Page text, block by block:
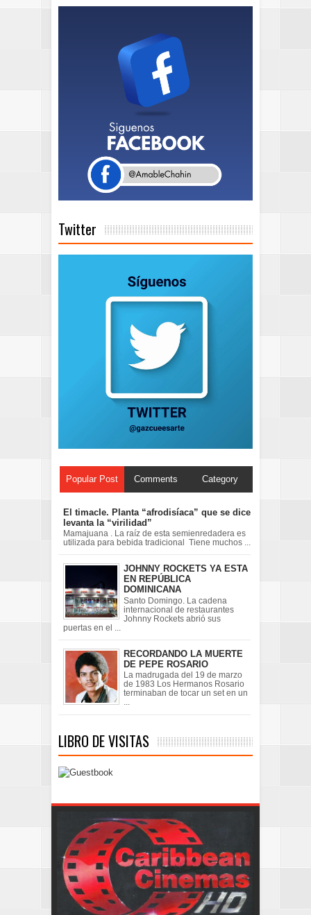
Twitter
Popular Post Comments Category
El timacle. Planta “afrodisíaca” que se dice
levanta la “virilidad”
Mamajuana . La raíz de esta semienredadera es
utilizada para bebida tradicional Tiene muchos ...
JOHNNY ROCKETS YA ESTA
EN REPÚBLICA
DOMINICANA
Santo Domingo. La cadena
internacional de restaurantes
Johnny Rockets abrió sus
puertas en el ...
RECORDANDO LA MUERTE
DE PEPE ROSARIO
La madrugada del 19 de marzo
de 1983 Los Hermanos Rosario
terminaban de tocar un set en un
...
LIBRO DE VISITAS